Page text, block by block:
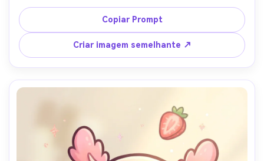
rubor, contorno limpo grosso, sombreamento macio,
pequenos raindrops em um fundo azul pálido, fofura
aconchegante de dia chuvoso, lente de 85mm,
profundidade de campo rasa, iluminação cinematográfica
suave-AR 4:5
Copiar Prompt
Criar imagem semelhante ↗